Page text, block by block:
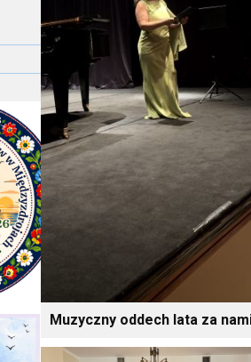
Muzyczny oddech lata za